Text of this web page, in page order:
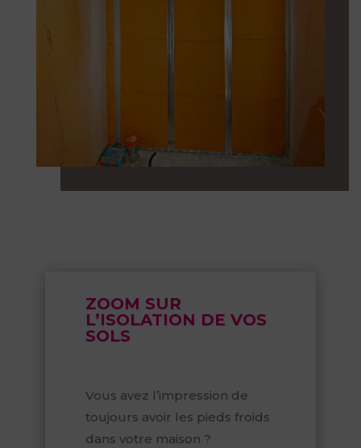
ZOOM SUR
L’ISOLATION DE VOS
SOLS
Vous avez l’impression de
toujours avoir les pieds froids
dans votre maison ?